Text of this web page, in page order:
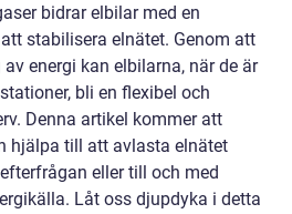
bidrar elbilar med en
stabilisera elnätet. Genom att
energi kan elbilarna, när de är
bli en flexibel och
Denna artikel kommer att
hjälpa till att avlasta elnätet
eller till och med
Låt oss djupdyka i detta